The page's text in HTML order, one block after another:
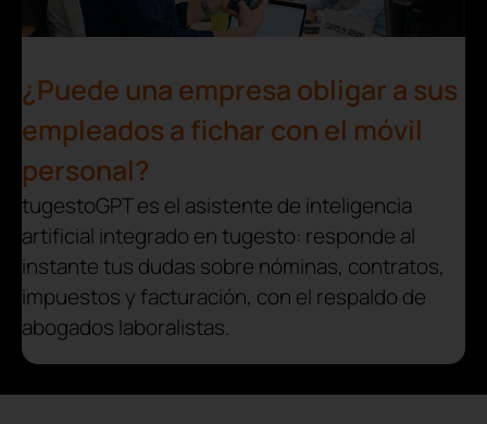
¿Puede una empresa obligar a sus
empleados a fichar con el móvil
personal?
tugestoGPT es el asistente de inteligencia
artificial integrado en tugesto: responde al
instante tus dudas sobre nóminas, contratos,
impuestos y facturación, con el respaldo de
abogados laboralistas.